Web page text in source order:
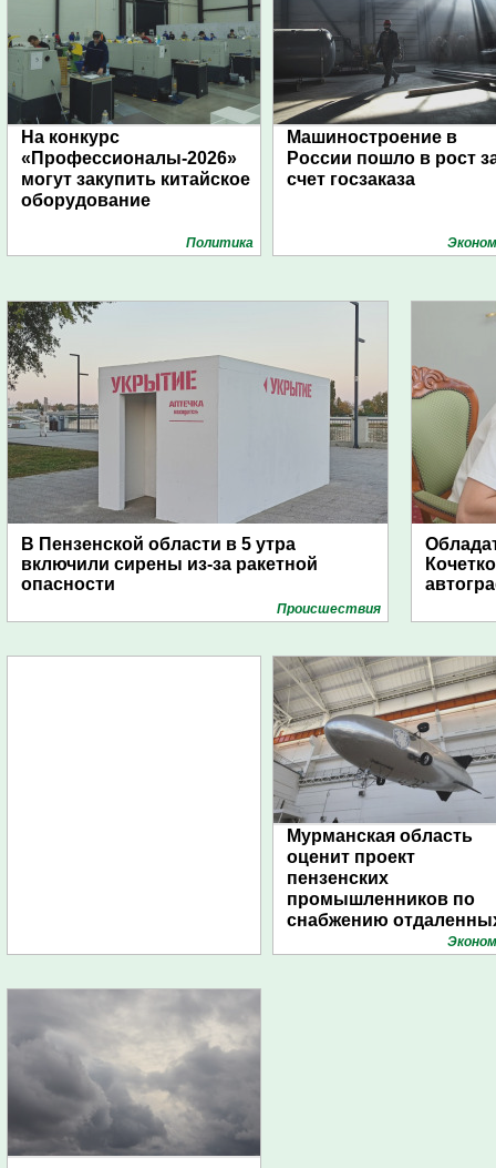
На конкурс
«Профессионалы-2026»
могут закупить китайское
оборудование
Политика
Машиностроение в
России пошло в рост
счет госзаказа
В Пензенской области в 5 утра
включили сирены из-за ракетной
опасности
Проиcшествия
Мурманская область
оценит проект
пензенских
промышленников по
снабжению
поселений с помощью